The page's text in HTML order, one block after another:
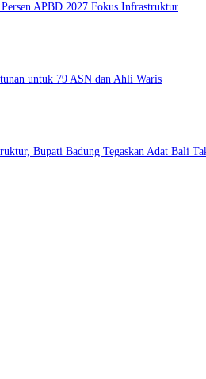
APBD 2027 Fokus Infrastruktur
untuk 79 ASN dan Ahli Waris
Bupati Badung Tegaskan Adat Bali